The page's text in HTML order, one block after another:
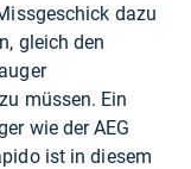
dazu
gleich den
müssen. Ein
wie der AEG
ist in diesem